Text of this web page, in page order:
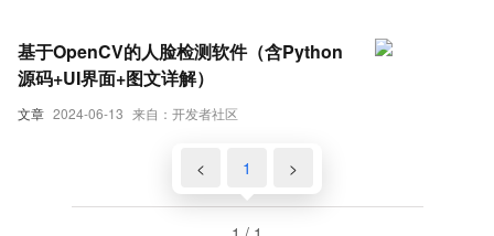
文章 2024-06-13 来自：开发者社区
基于OpenCV的人脸检测软件（含Python
源码+UI界面+图文详解）
< 1 >